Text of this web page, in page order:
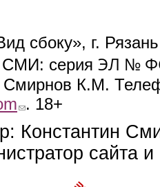
сбоку», г.
СМИ: серия ЭЛ №
Смирнов К.М.
(link sends e-mail)
. 18+
Константин
сайта